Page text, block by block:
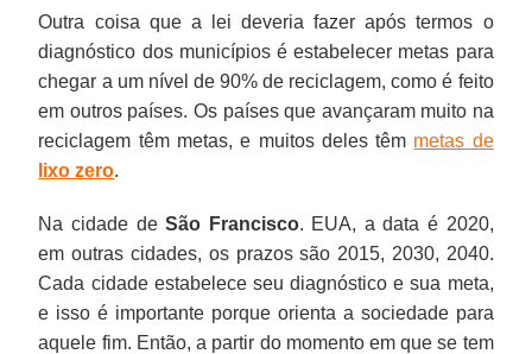
Outra coisa que a lei deveria fazer após termos o
diagnóstico dos municípios é estabelecer metas para
chegar a um nível de 90% de reciclagem, como é feito
em outros países. Os países que avançaram muito na
reciclagem têm metas, e muitos deles têm metas de
lixo zero.
Na cidade deSão Francisco. EUA, a data é 2020,
em outras cidades, os prazos são 2015, 2030, 2040.
Cada cidade estabelece seu diagnóstico e sua meta,
e isso é importante porque orienta a sociedade para
aquele fim. Então, a partir do momento em que se tem